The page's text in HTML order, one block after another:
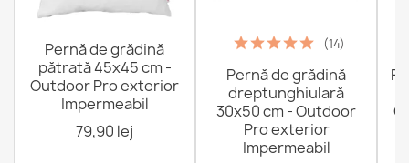
Pernă de grădină
pătrată 45x45 cm -
Outdoor Pro exterior
Impermeabil
79,90 lej
(14)
Pernă de grădină
dreptunghiulară
30x50 cm - Outdoor
Pro exterior
Impermeabil